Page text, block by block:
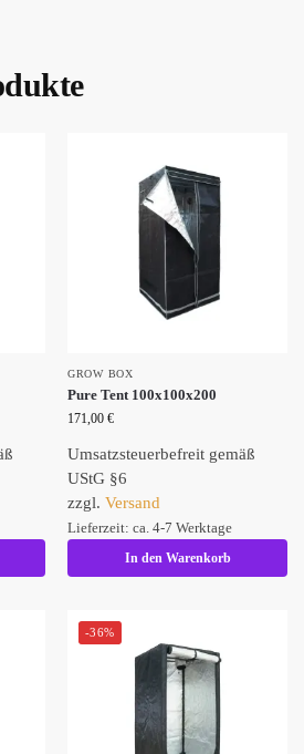
GROW BOX
Pure Tent 100x100x200
171,00 €
Umsatzsteuerbefreit gemäß
UStG §6
zzgl. Versand
Lieferzeit: ca. 4-7 Werktage
In den Warenkorb
-36%